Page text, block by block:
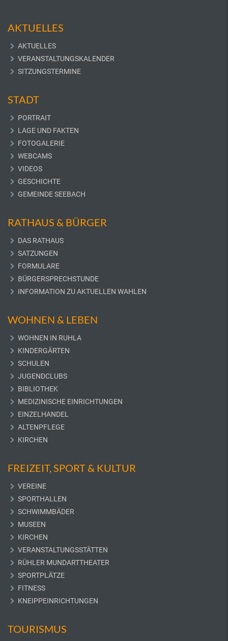
AKTUELLES
AKTUELLES
VERANSTALTUNGSKALENDER
SITZUNGSTERMINE
STADT
PORTRAIT
LAGE UND FAKTEN
FOTOGALERIE
WEBCAMS
VIDEOS
GESCHICHTE
GEMEINDE SEEBACH
RATHAUS & BÜRGER
DAS RATHAUS
SATZUNGEN
FORMULARE
BÜRGERSPRECHSTUNDE
INFORMATION ZU AKTUELLEN WAHLEN
WOHNEN & LEBEN
WOHNEN IN RUHLA
KINDERGÄRTEN
SCHULEN
JUGENDCLUBS
BIBLIOTHEK
MEDIZINISCHE EINRICHTUNGEN
EINZELHANDEL
ALTENPFLEGE
KIRCHEN
FREIZEIT, SPORT & KULTUR
VEREINE
SPORTHALLEN
SCHWIMMBÄDER
MUSEEN
KIRCHEN
VERANSTALTUNGSSTÄTTEN
RÜHLER MUNDARTTHEATER
SPORTPLÄTZE
FITNESS
KNEIPPEINRICHTUNGEN
TOURISMUS